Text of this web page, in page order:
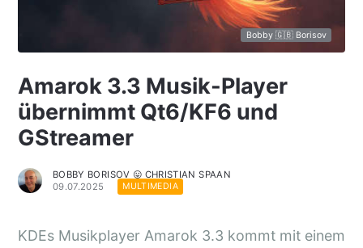
Bobby 🇬🇧 Borisov
Amarok 3.3 Musik-Player
übernimmt Qt6/KF6 und
GStreamer
BOBBY BORISOV 😛 CHRISTIAN SPAAN
09.07.2025
MULTIMEDIA
KDEs Musikplayer Amarok 3.3 kommt mit einem